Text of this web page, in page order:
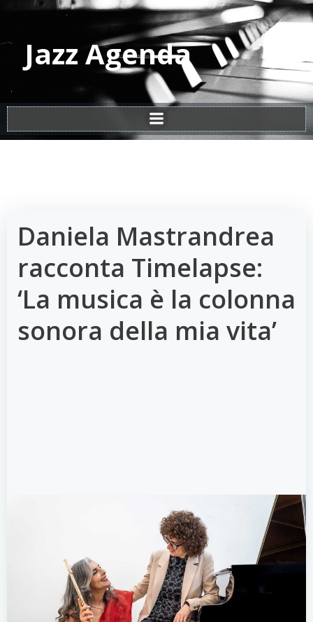
Vai
al
contenuto
Jazz Agenda
Daniela Mastrandrea
racconta Timelapse:
‘La musica è la colonna
sonora della mia vita’